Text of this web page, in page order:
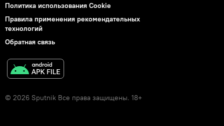
Политика использования Cookie
Правила применения рекомендательных
технологий
Обратная связь
© 2026 Sputnik Все права защищены. 18+